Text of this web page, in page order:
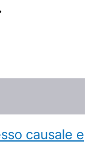
causale e